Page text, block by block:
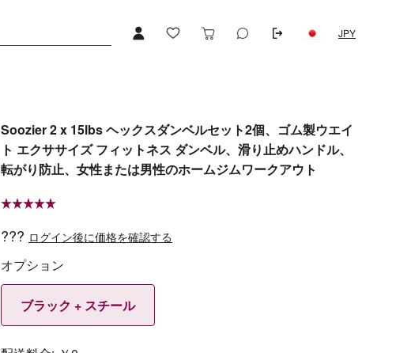
JPY
Soozier 2 x 15lbs ヘックスダンベルセット2個、ゴム製ウエイ
ト エクササイズ フィットネス ダンベル、滑り止めハンドル、
転がり防止、女性または男性のホームジムワークアウト
??? ログイン後に価格を確認する
オプション
ブラック + スチール